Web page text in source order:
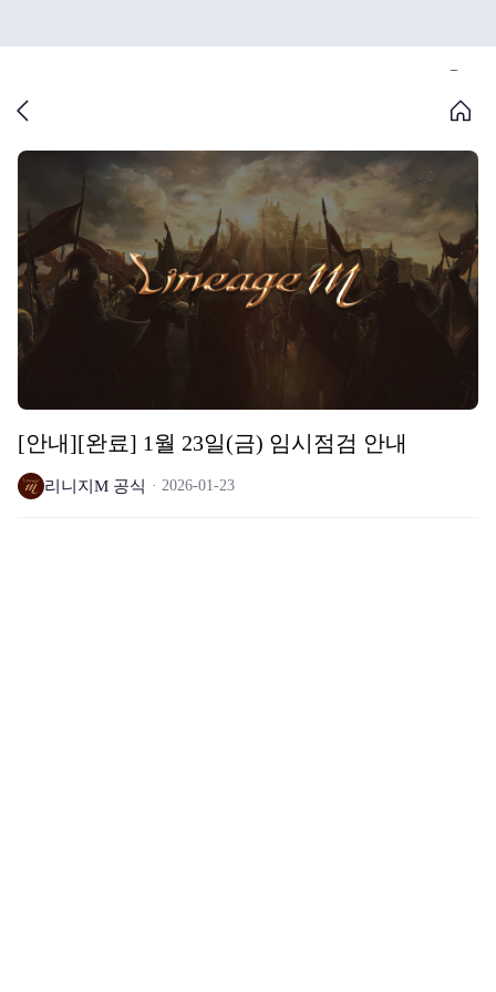
[안내][완료] 1월 23일(금) 임시점검 안내
리니지M 공식 2026-01-23